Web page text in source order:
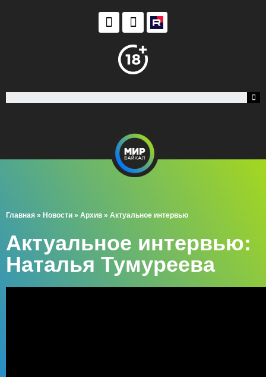
Главная » Новости » Архив » Актуальное интервью
Актуальное интервью:
Наталья Тумуреева